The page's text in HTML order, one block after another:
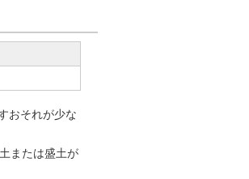
おそれが少な
または盛土が